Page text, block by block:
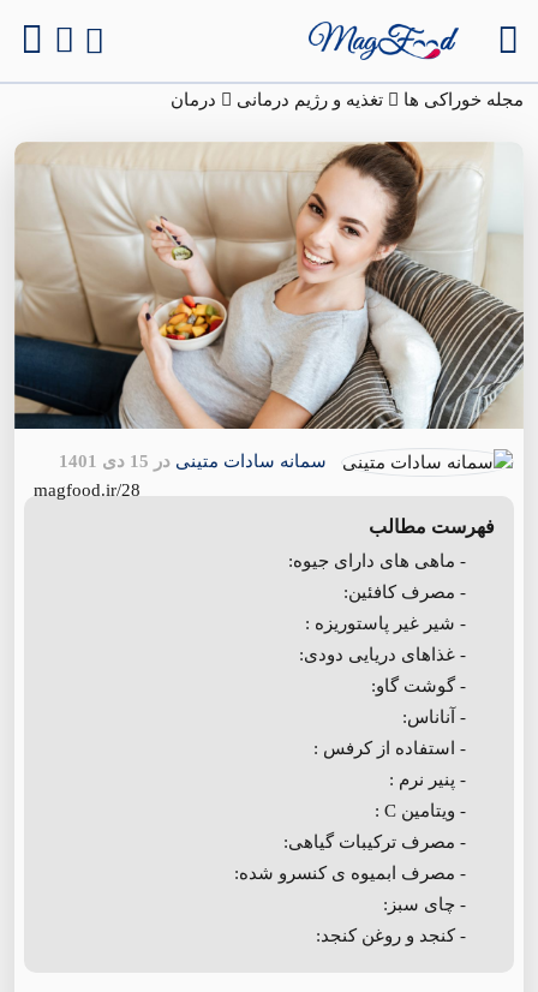
مجله خوراکی ها تغذیه و رژیم درمانی درمان
سمانه سادات متینی در 15 دی 1401
magfood.ir/28
فهرست مطالب
- ماهی های دارای جیوه:
- مصرف کافئین:
- شیر غیر پاستوریزه :
- غذاهای دریایی دودی:
- گوشت گاو:
- آناناس:
- استفاده از کرفس :
- پنیر نرم :
- ویتامین C :
- مصرف ترکیبات گیاهی:
- مصرف ابمیوه ی کنسرو شده:
- چای سبز:
- کنجد و روغن کنجد: